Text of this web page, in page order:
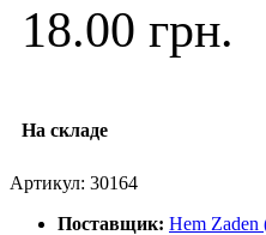
18.00 грн.
На складе
Артикул: 30164
Поставщик: Hem